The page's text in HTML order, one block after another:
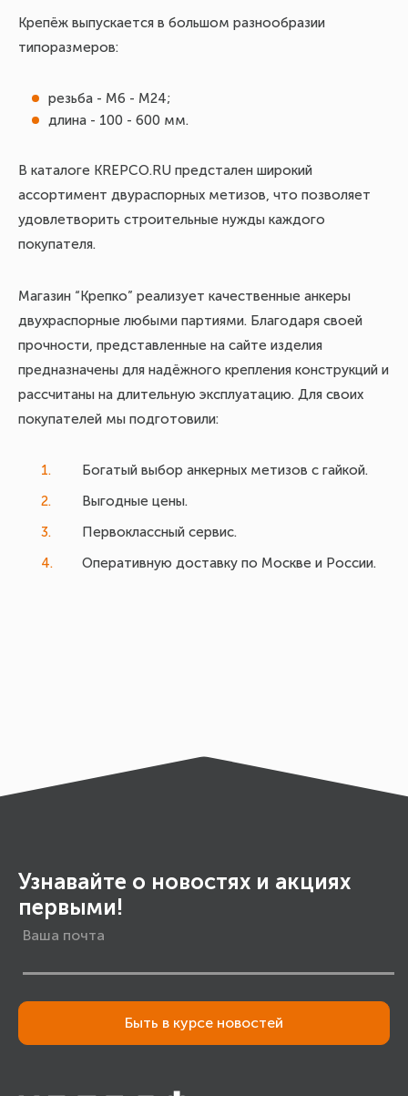
Крепёж выпускается в большом разнообразии
типоразмеров:
резьба - М6 - М24;
длина - 100 - 600 мм.
В каталоге KREPCO.RU предстален широкий
ассортимент двураспорных метизов, что позволяет
удовлетворить строительные нужды каждого
покупателя.
Магазин “Крепко” реализует качественные анкеры
двухраспорные любыми партиями. Благодаря своей
прочности, представленные на сайте изделия
предназначены для надёжного крепления конструкций и
рассчитаны на длительную эксплуатацию. Для своих
покупателей мы подготовили:
Богатый выбор анкерных метизов с гайкой.
Выгодные цены.
Первоклассный сервис.
Оперативную доставку по Москве и России.
Узнавайте о новостях и акциях
первыми!
Быть в курсе новостей